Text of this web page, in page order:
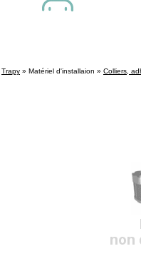
Trapy » Matériel d'installaion » Colliers,